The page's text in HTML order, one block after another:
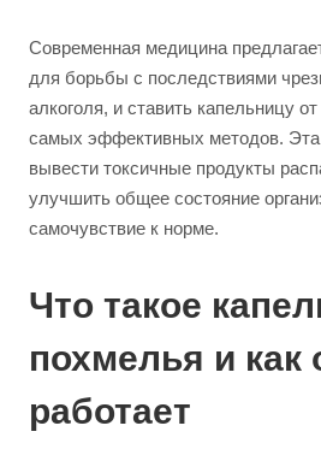
Современная медицина
для борьбы с последствиями
алкоголя, и ставить капельницу
самых эффективных методов. Эта
вывести токсичные продукты
улучшить общее состояние
самочувствие к норме.
Что такое
похмелья и как
работает